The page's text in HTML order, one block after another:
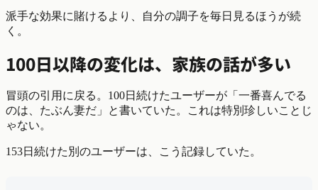
派手な効果に賭けるより、自分の調子を毎日見るほうが続
く。
100日以降の変化は、家族の話が多い
冒頭の引用に戻る。100日続けたユーザーが「一番喜んでる
のは、たぶん妻だ」と書いていた。これは特別珍しいことじ
ゃない。
153日続けた別のユーザーは、こう記録していた。